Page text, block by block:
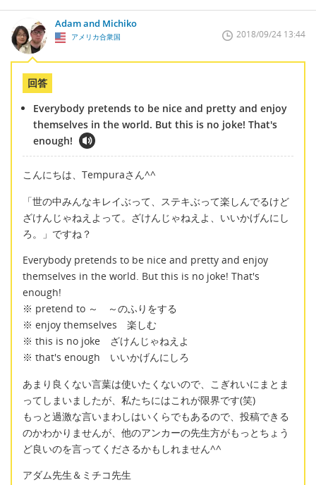
Adam and Michiko
アメリカ合衆国 2018/09/24 13:44
回答
Everybody pretends to be nice and pretty and enjoy
themselves in the world. But this is no joke! That's
enough!
こんにちは、Tempuraさん^^
「世の中みんなキレイぶって、ステキぶって楽しんでるけど
ざけんじゃねえよって。ざけんじゃねえよ、いいかげんにし
ろ。」ですね？
Everybody pretends to be nice and pretty and enjoy
themselves in the world. But this is no joke! That's
enough!
※ pretend to ～ ～のふりをする
※ enjoy themselves 楽しむ
※ this is no joke ざけんじゃねえよ
※ that's enough いいかげんにしろ
あまり良くない言葉は使いたくないので、こぎれいにまとま
ってしまいましたが、私たちにはこれが限界です(笑)
もっと過激な言いまわしはいくらでもあるので、投稿できる
のかわかりませんが、他のアンカーの先生方がもっとちょう
ど良いのを言ってくださるかもしれません^^
アダム先生＆ミチコ先生